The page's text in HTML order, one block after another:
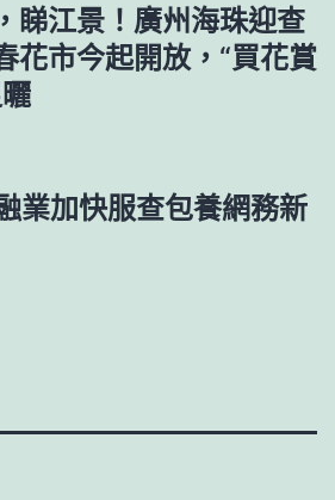
睇江景！廣州海珠迎查
花市今起開放，“買花賞
業加快服查包養網務新